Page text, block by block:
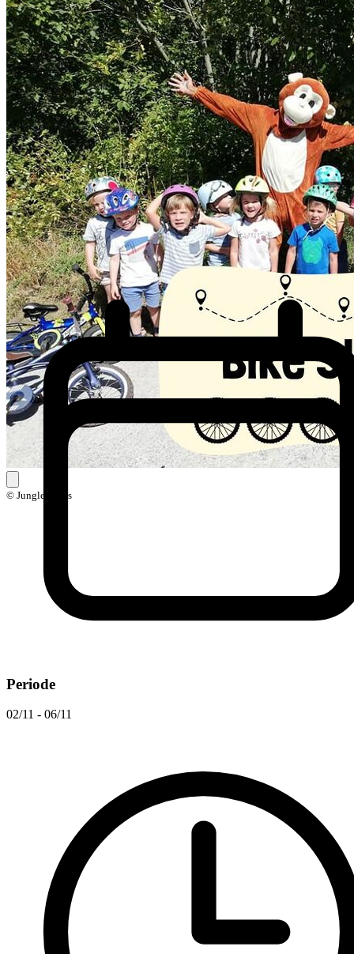
© Jungle Skills
Periode
02/11 - 06/11